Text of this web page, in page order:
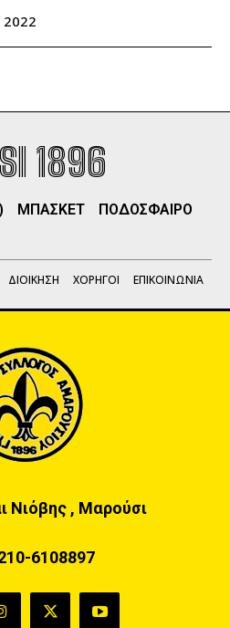
1896
ΜΠΑΣΚΕΤ
ΠΟΔΟΣΦΑΙΡΟ
ΔΙΟΙΚΗΣΗ ΧΟΡΗΓΟΙ ΕΠΙΚΟΙΝΩΝΙΑ
Νιόβης , Μαρούσι
6108897